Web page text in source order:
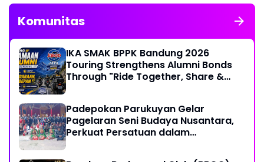
Komunitas
IKA SMAK BPPK Bandung 2026
Touring Strengthens Alumni Bonds
Through "Ride Together, Share &
Padepokan Parukuyan Gelar
Pagelaran Seni Budaya Nusantara,
Perkuat Persatuan dalam